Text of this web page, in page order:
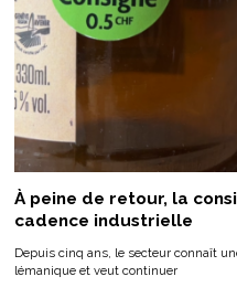
À peine de retour, la
cadence industrielle
Depuis cinq ans, le secteur connaît
lémanique et veut continuer